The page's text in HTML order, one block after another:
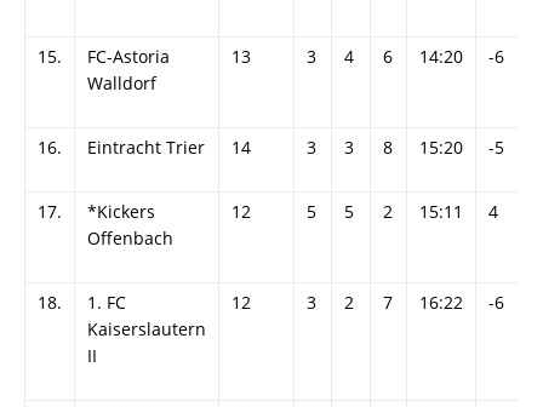
15.
FC-Astoria
Walldorf
13 3 4 6 14:20 -6
16. Eintracht Trier 14 3 3 8 15:20 -5
17.
*Kickers
Offenbach
12 5 5 2 15:11 4
18.
1. FC
Kaiserslautern
II
12 3 2 7 16:22 -6